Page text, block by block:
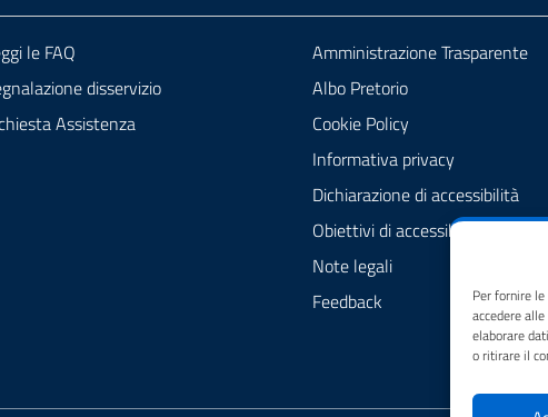
Per fornire
accedere
elaborare
o ritirare il
le FAQ
disservizio
Assistenza
Amministrazione Trasparente
Albo Pretorio
Cookie Policy
Informativa privacy
Dichiarazione di accessibilità
Obiettivi di accessibilità
Note legali
Feedback